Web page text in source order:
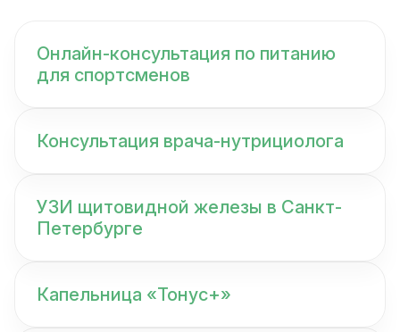
Онлайн-консультация по питанию
для спортсменов
Консультация врача-нутрициолога
УЗИ щитовидной железы в Санкт-
Петербурге
Капельница «Тонус+»